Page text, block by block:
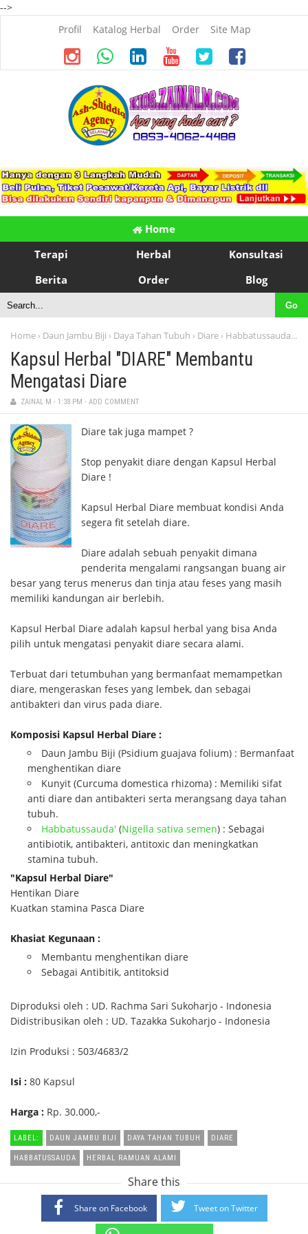
-->
Profil
Katalog Herbal Order Site Map
Home
Terapi
Herbal
Konsultasi
Berita
Order Blog
Home › Daun Jambu Biji › Daya Tahan Tubuh › Diare › Habbatussauda›
Kapsul Herbal "DIARE" Membantu
Mengatasi Diare
ZAINAL M - 1:38 PM - ADD COMMENT
Diare tak juga mampet ?
Stop penyakit diare dengan Kapsul Herbal
Diare !
Kapsul Herbal Diare membuat kondisi Anda
segera fit setelah diare.
Diare adalah sebuah penyakit dimana
penderita mengalami rangsangan buang air
besar yang terus menerus dan tinja atau feses yang masih
memiliki kandungan air berlebih.
Kapsul Herbal Diare adalah kapsul herbal yang bisa Anda
pilih untuk mengatasi penyakit diare secara alami.
Terbuat dari tetumbuhan yang bermanfaat memampetkan
diare, mengeraskan feses yang lembek, dan sebagai
antibakteri dan virus pada diare.
Komposisi Kapsul Herbal Diare :
Daun Jambu Biji (Psidium guajava folium) : Bermanfaat
menghentikan diare
Kunyit (Curcuma domestica rhizoma) : Memiliki sifat
anti diare dan antibakteri serta merangsang daya tahan
tubuh.
Habbatussauda' (Nigella sativa semen) : Sebagai
antibiotik, antibakteri, antitoxic dan meningkatkan
stamina tubuh.
"Kapsul Herbal Diare"
Hentikan Diare
Kuatkan stamina Pasca Diare
Khasiat Kegunaan :
Membantu menghentikan diare
Sebagai Antibitik, antitoksid
Diproduksi oleh : UD. Rachma Sari Sukoharjo - Indonesia
Didistribusikan oleh : UD. Tazakka Sukoharjo - Indonesia
Izin Produksi : 503/4683/2
Isi : 80 Kapsul
Harga : Rp. 30.000,-
LABEL: DAUN JAMBU BIJI DAYA TAHAN TUBUH DIARE
HABBATUSSAUDA HERBAL RAMUAN ALAMI
Share this
Share on Facebook Tweet on Twitter